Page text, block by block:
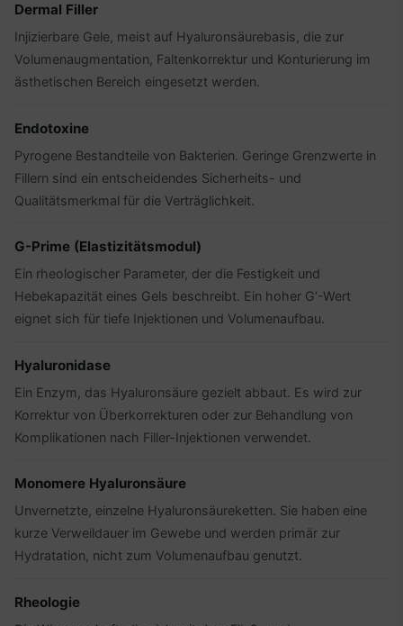
Dermal Filler
Injizierbare Gele, meist auf Hyaluronsäurebasis, die zur
Volumenaugmentation, Faltenkorrektur und Konturierung im
ästhetischen Bereich eingesetzt werden.
Endotoxine
Pyrogene Bestandteile von Bakterien. Geringe Grenzwerte in
Fillern sind ein entscheidendes Sicherheits- und
Qualitätsmerkmal für die Verträglichkeit.
G-Prime (Elastizitätsmodul)
Ein rheologischer Parameter, der die Festigkeit und
Hebekapazität eines Gels beschreibt. Ein hoher G‘-Wert
eignet sich für tiefe Injektionen und Volumenaufbau.
Hyaluronidase
Ein Enzym, das Hyaluronsäure gezielt abbaut. Es wird zur
Korrektur von Überkorrekturen oder zur Behandlung von
Komplikationen nach Filler-Injektionen verwendet.
Monomere Hyaluronsäure
Unvernetzte, einzelne Hyaluronsäureketten. Sie haben eine
kurze Verweildauer im Gewebe und werden primär zur
Hydratation, nicht zum Volumenaufbau genutzt.
Rheologie